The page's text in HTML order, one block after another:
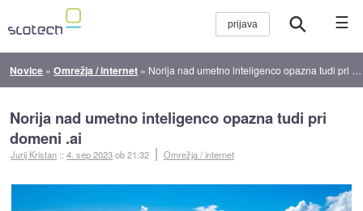
☰
Novice »Omrežja / internet » Norija nad umetno inteligenco opazna tudi pri domeni .ai
Norija nad umetno inteligenco opazna tudi pri
domeni .ai
Jurij Kristan ::4. sep 2023ob 21:32 Omrežja / internet